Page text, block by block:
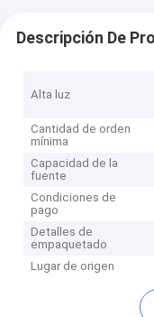
Descripción De
Alta luz
Cantidad de orden
mínima
Capacidad de la
fuente
Condiciones de
pago
Detalles de
empaquetado
Lugar de origen